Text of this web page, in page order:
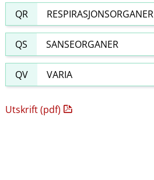
QR RESPIRASJONSORGANER
QS SANSEORGANER
QV VARIA
Utskrift (pdf)